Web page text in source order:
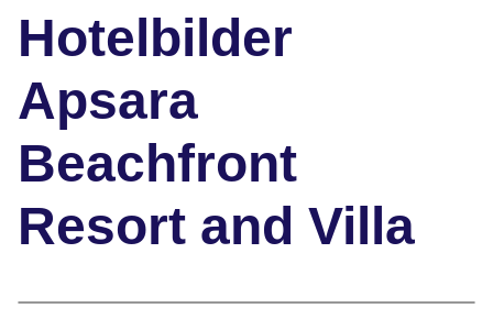
Hotelbilder
Apsara
Beachfront
Resort and Villa